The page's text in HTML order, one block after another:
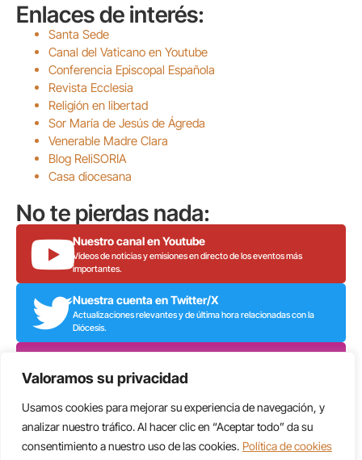
Valoramos su privacidad
Usamos cookies para mejorar su experiencia de navegación, y
analizar nuestro tráfico. Al hacer clic en “Aceptar todo” da su
consentimiento a nuestro uso de las cookies. Política de cookies
Enlaces de interés:
Santa Sede
Canal del Vaticano en Youtube
Conferencia Episcopal Española
Revista Ecclesia
Religión en libertad
Sor María de Jesús de Ágreda
Venerable Madre Clara
Blog ReliSORIA
Casa diocesana
No te pierdas nada:
Nuestro canal en Youtube
Vídeos de noticias y emisiones en directo de los eventos más
importantes.
Nuestra cuenta en Twitter/X
Actualizaciones relevantes y de última hora relacionadas con la
Diócesis.
Imágenes y vídeos de noticias y del patrimonio religioso de los
sorianos.
Aviso LegalPolítica de PrivacidadPolítica de CookiesAdministrar